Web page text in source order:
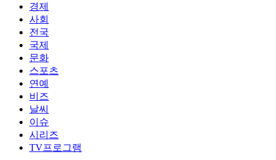
경제
사회
전국
국제
문화
스포츠
연예
비즈
날씨
이슈
시리즈
TV프로그램